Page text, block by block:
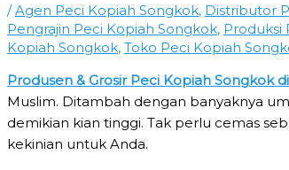
/Agen Peci Kopiah Songkok, Distributor
Pengrajin Peci Kopiah Songkok, Produksi
Kopiah Songkok, Toko Peci Kopiah
Produsen & Grosir Peci Kopiah Songkok
Muslim. Ditambah dengan banyaknya
demikian kian tinggi. Tak perlu cemas
kekinian untuk Anda.